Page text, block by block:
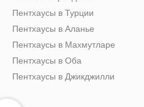
Пентхаусы в Турции
Пентхаусы в Аланье
Пентхаусы в Махмутларе
Пентхаусы в Оба
Пентхаусы в Джикджилли